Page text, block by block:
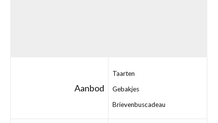
Aanbod
Taarten
Gebakjes
Brievenbuscadeau